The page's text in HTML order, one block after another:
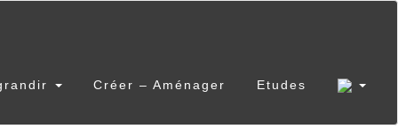
Créer – Aménager Etudes